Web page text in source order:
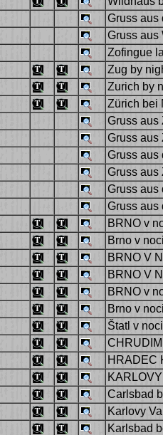
Gruss aus
Gruss aus
Zofingue
Zug by
Zurich by
Zürich bei
Gruss aus
Gruss aus
Gruss aus
Gruss aus
Gruss aus
Gruss aus
BRNO v
Brno v
BRNO V
BRNO V
BRNO v
Brno v
Štatl v noci
HRADEC
Carlsbad
Karlovy
Karlsbad